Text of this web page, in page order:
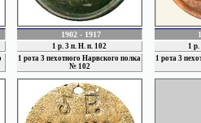
1902 - 1917
1 р. 3 п. Н. п. 102
1 рота 3 пехотного Нарвского полка
№ 102
1
1 рота 3